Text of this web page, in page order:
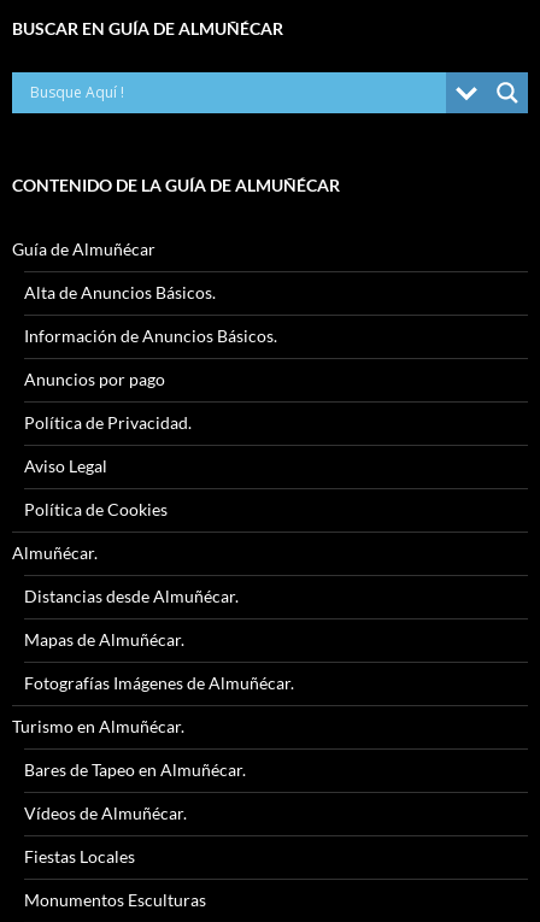
BUSCAR EN GUÍA DE ALMUÑÉCAR
CONTENIDO DE LA GUÍA DE ALMUÑÉCAR
Guía de Almuñécar
Alta de Anuncios Básicos.
Información de Anuncios Básicos.
Anuncios por pago
Política de Privacidad.
Aviso Legal
Política de Cookies
Almuñécar.
Distancias desde Almuñécar.
Mapas de Almuñécar.
Fotografías Imágenes de Almuñécar.
Turismo en Almuñécar.
Bares de Tapeo en Almuñécar.
Vídeos de Almuñécar.
Fiestas Locales
Monumentos Esculturas